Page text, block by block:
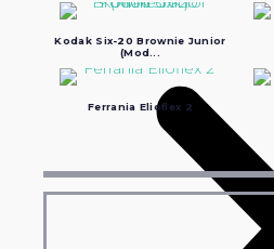
Kodak Six-20 Brownie Junior
(Mod...
Ferrania Elioflex 2